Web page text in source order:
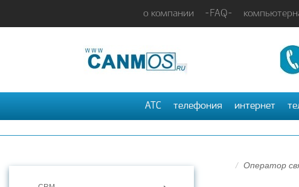
о компании -FAQ-
АТС телефония интернет
Оператор